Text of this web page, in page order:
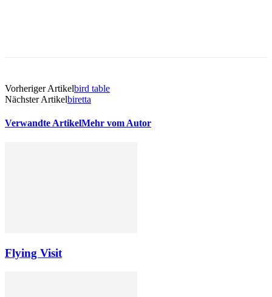
Vorheriger Artikelbird table
Nächster Artikelbiretta
Verwandte ArtikelMehr vom Autor
Flying Visit